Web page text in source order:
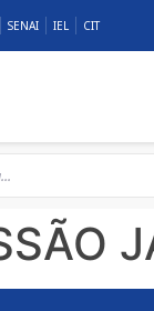
SENAI IEL CIT